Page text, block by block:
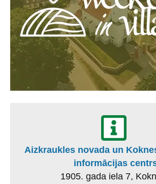
Aizkraukles novada un
informācijas
1905. gada iela 7,